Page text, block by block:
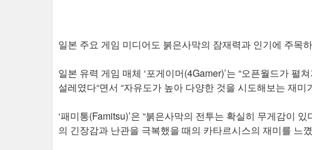
일본 주요 게임 미디어도 붉은사막의 잠재력과 인기에 주목
일본 유력 게임 매체 ‘포게이머(4Gamer)’는 “오픈월드가 펼
설레였다“면서 “자유도가 높아 다양한 것을 시도해보는 재미
‘패미통(Famitsu)’은 “붉은사막의 전투는 확실히 무게감이
의 긴장감과 난관을 극복했을 때의 카타르시스의 재미를 느